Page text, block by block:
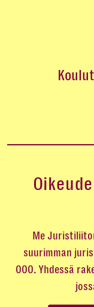
Me
suurimman
000. Yhdessä